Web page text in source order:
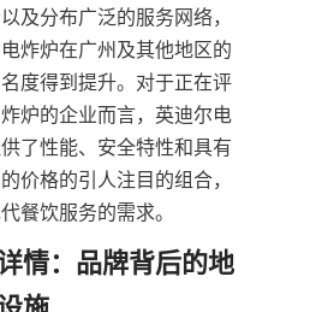
及分布广泛的服务网络，
炸炉在广州及其他地区的
度得到提升。对于正在评
炉的企业而言，英迪尔电
了性能、安全特性和具有
价格的引人注目的组合，
餐饮服务的需求。
情：品牌背后的地